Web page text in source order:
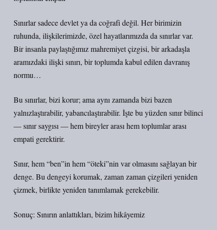
Sınırlar sadece devlet ya da coğrafi değil. Her birimizin
ruhunda, ilişkilerimizde, özel hayatlarımızda da sınırlar var.
Bir insanla paylaştığımız mahremiyet çizgisi, bir arkadaşla
aramızdaki ilişki sınırı, bir toplumda kabul edilen davranış
normu…
Bu sınırlar, bizi korur; ama aynı zamanda bizi bazen
yalnızlaştırabilir, yabancılaştırabilir. İşte bu yüzden sınır bilinci
— sınır saygısı — hem bireyler arası hem toplumlar arası
empati gerektirir.
Sınır, hem “ben”in hem “öteki”nin var olmasını sağlayan bir
denge. Bu dengeyi korumak, zaman zaman çizgileri yeniden
çizmek, birlikte yeniden tanımlamak gerekebilir.
Sonuç: Sınırın anlattıkları, bizim hikâyemiz